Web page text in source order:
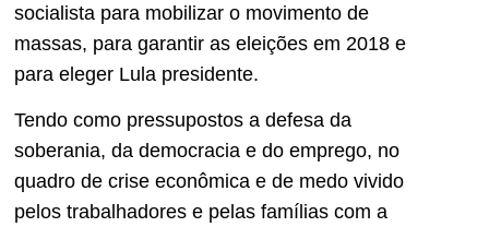
socialista para mobilizar o movimento de
massas, para garantir as eleições em 2018 e
para eleger Lula presidente.
Tendo como pressupostos a defesa da
soberania, da democracia e do emprego, no
quadro de crise econômica e de medo vivido
pelos trabalhadores e pelas famílias com a